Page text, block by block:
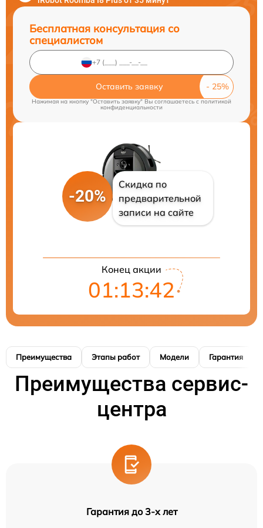
Бесплатная консультация со
специалистом
Оставить заявку
Нажимая на кнопку "Оставить заявку" Вы соглашаетесь cполитикой
конфиденциальности
-20%
Скидка по
предварительной
записи на сайте
Конец акции
01:13:41
Преимущества Этапы работ Модели Гарантия
Преимущества сервис-
центра
Гарантия до 3-х лет